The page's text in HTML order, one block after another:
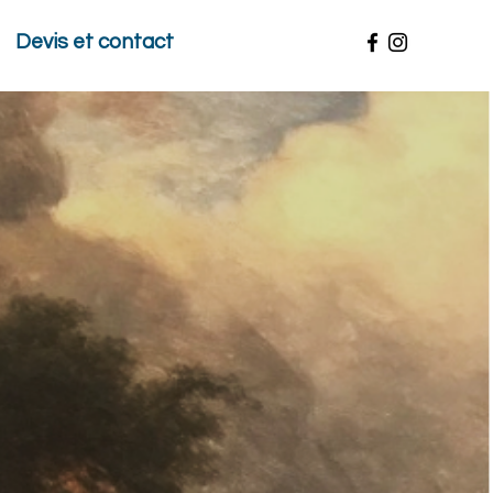
Devis et contact